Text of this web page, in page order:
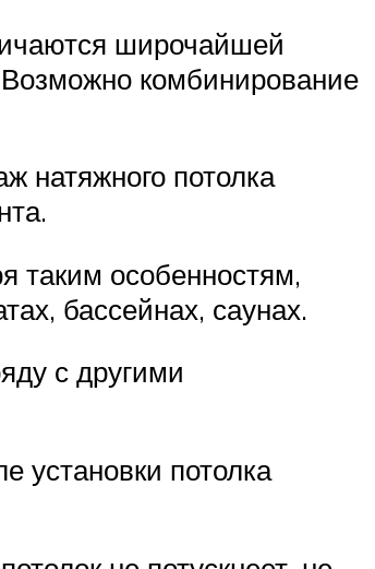
широчайшей
комбинирование
натяжного потолка
таким особенностям,
бассейнах, саунах.
с другими
установки потолка